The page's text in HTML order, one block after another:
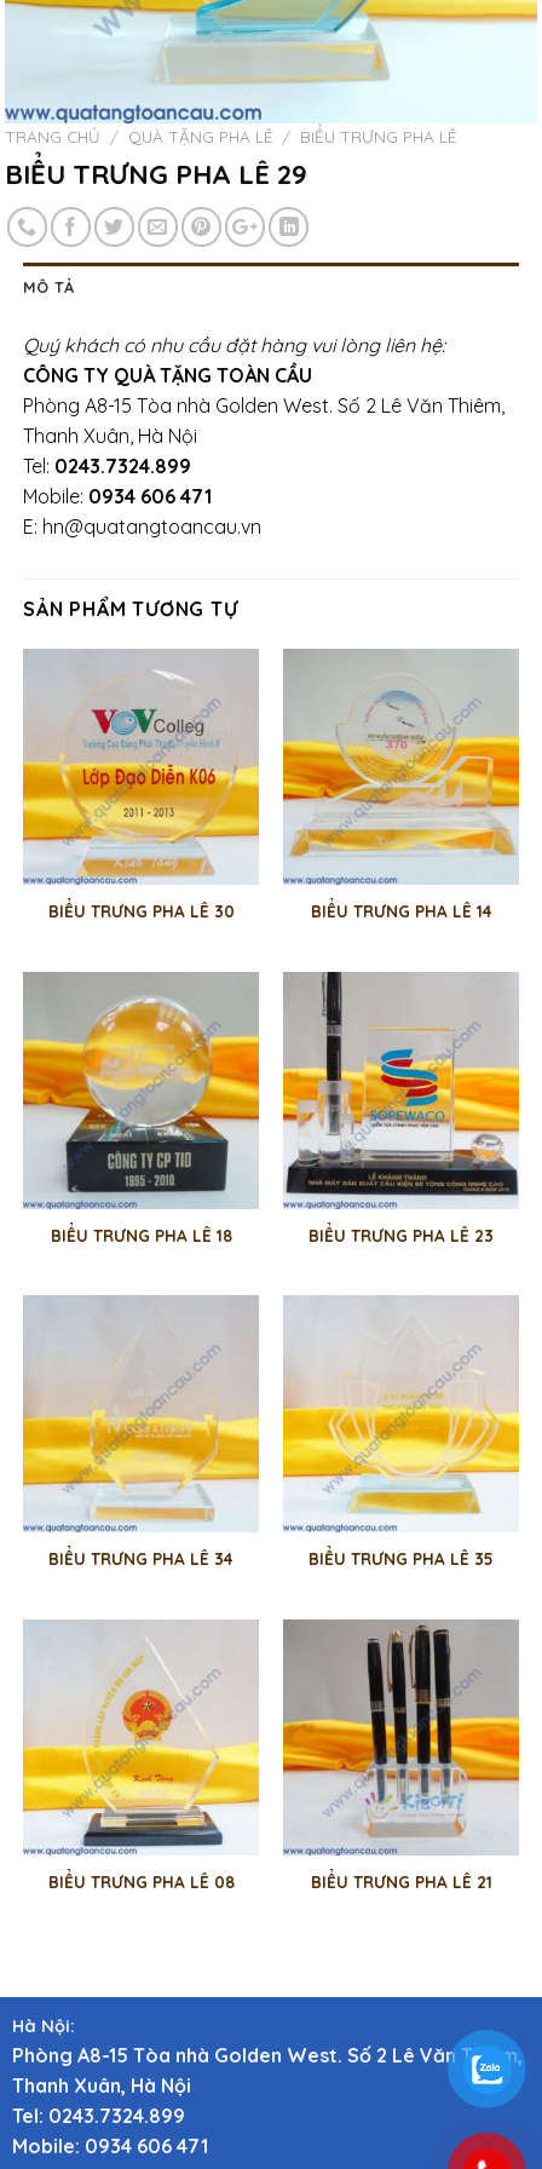
TRANG CHỦ / QUÀ TẶNG PHA LÊ / BIỂU TRƯNG PHA LÊ
BIỂU TRƯNG PHA LÊ 29
MÔ TẢ
Quý khách có nhu cầu đặt hàng vui lòng liên hệ:
CÔNG TY QUÀ TẶNG TOÀN CẦU
Phòng A8-15 Tòa nhà Golden West. Số 2 Lê Văn Thiêm,
Thanh Xuân, Hà Nội
Tel: 0243.7324.899
Mobile: 0934 606 471
E: hn@quatangtoancau.vn
SẢN PHẨM TƯƠNG TỰ
BIỂU TRƯNG PHA LÊ 30 BIỂU TRƯNG PHA LÊ 14
BIỂU TRƯNG PHA LÊ 18 BIỂU TRƯNG PHA LÊ 23
BIỂU TRƯNG PHA LÊ 34 BIỂU TRƯNG PHA LÊ 35
BIỂU TRƯNG PHA LÊ 08 BIỂU TRƯNG PHA LÊ 21
Hà Nội:
Phòng A8-15 Tòa nhà Golden West. Số 2 Lê Văn Thiêm,
Thanh Xuân, Hà Nội
Tel: 0243.7324.899
Mobile: 0934 606 471